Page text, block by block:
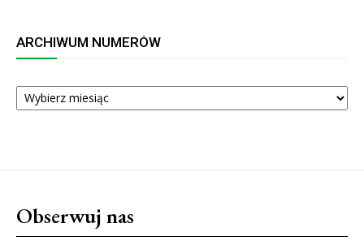
ARCHIWUM NUMERÓW
ARCHIWUM
NUMERÓW
Obserwuj nas